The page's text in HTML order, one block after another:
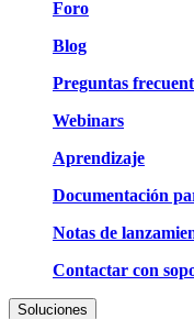
Foro
Blog
Preguntas
Webinars
Aprendizaje
Documentación
Notas de
Contactar con
Soluciones